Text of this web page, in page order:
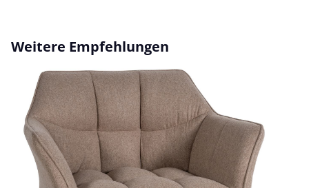
Produktgalerie überspringen
Weitere Empfehlungen